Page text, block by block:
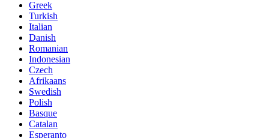
Greek
Turkish
Italian
Danish
Romanian
Indonesian
Czech
Afrikaans
Swedish
Polish
Basque
Catalan
Esperanto